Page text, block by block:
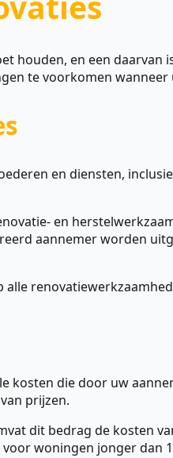
houden, en een daarvan
te voorkomen
en diensten,
en
aannemer worden
kosten die door uw
prijzen.
dit bedrag de kosten
woningen jonger dan